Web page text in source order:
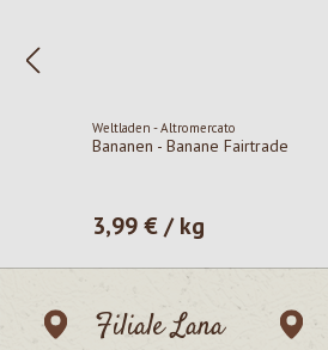
Weltladen - Altromercato
Bananen - Banane Fairtrade
Prezzo normale:
3,99 € / kg
Filiale Lana